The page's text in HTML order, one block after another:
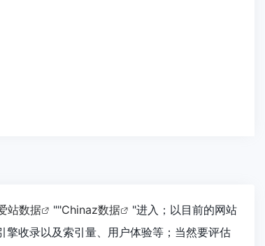
站数据 ""Chinaz数据
"进入；以目前的网站
收录以及索引量、用户体验等；当然要评估